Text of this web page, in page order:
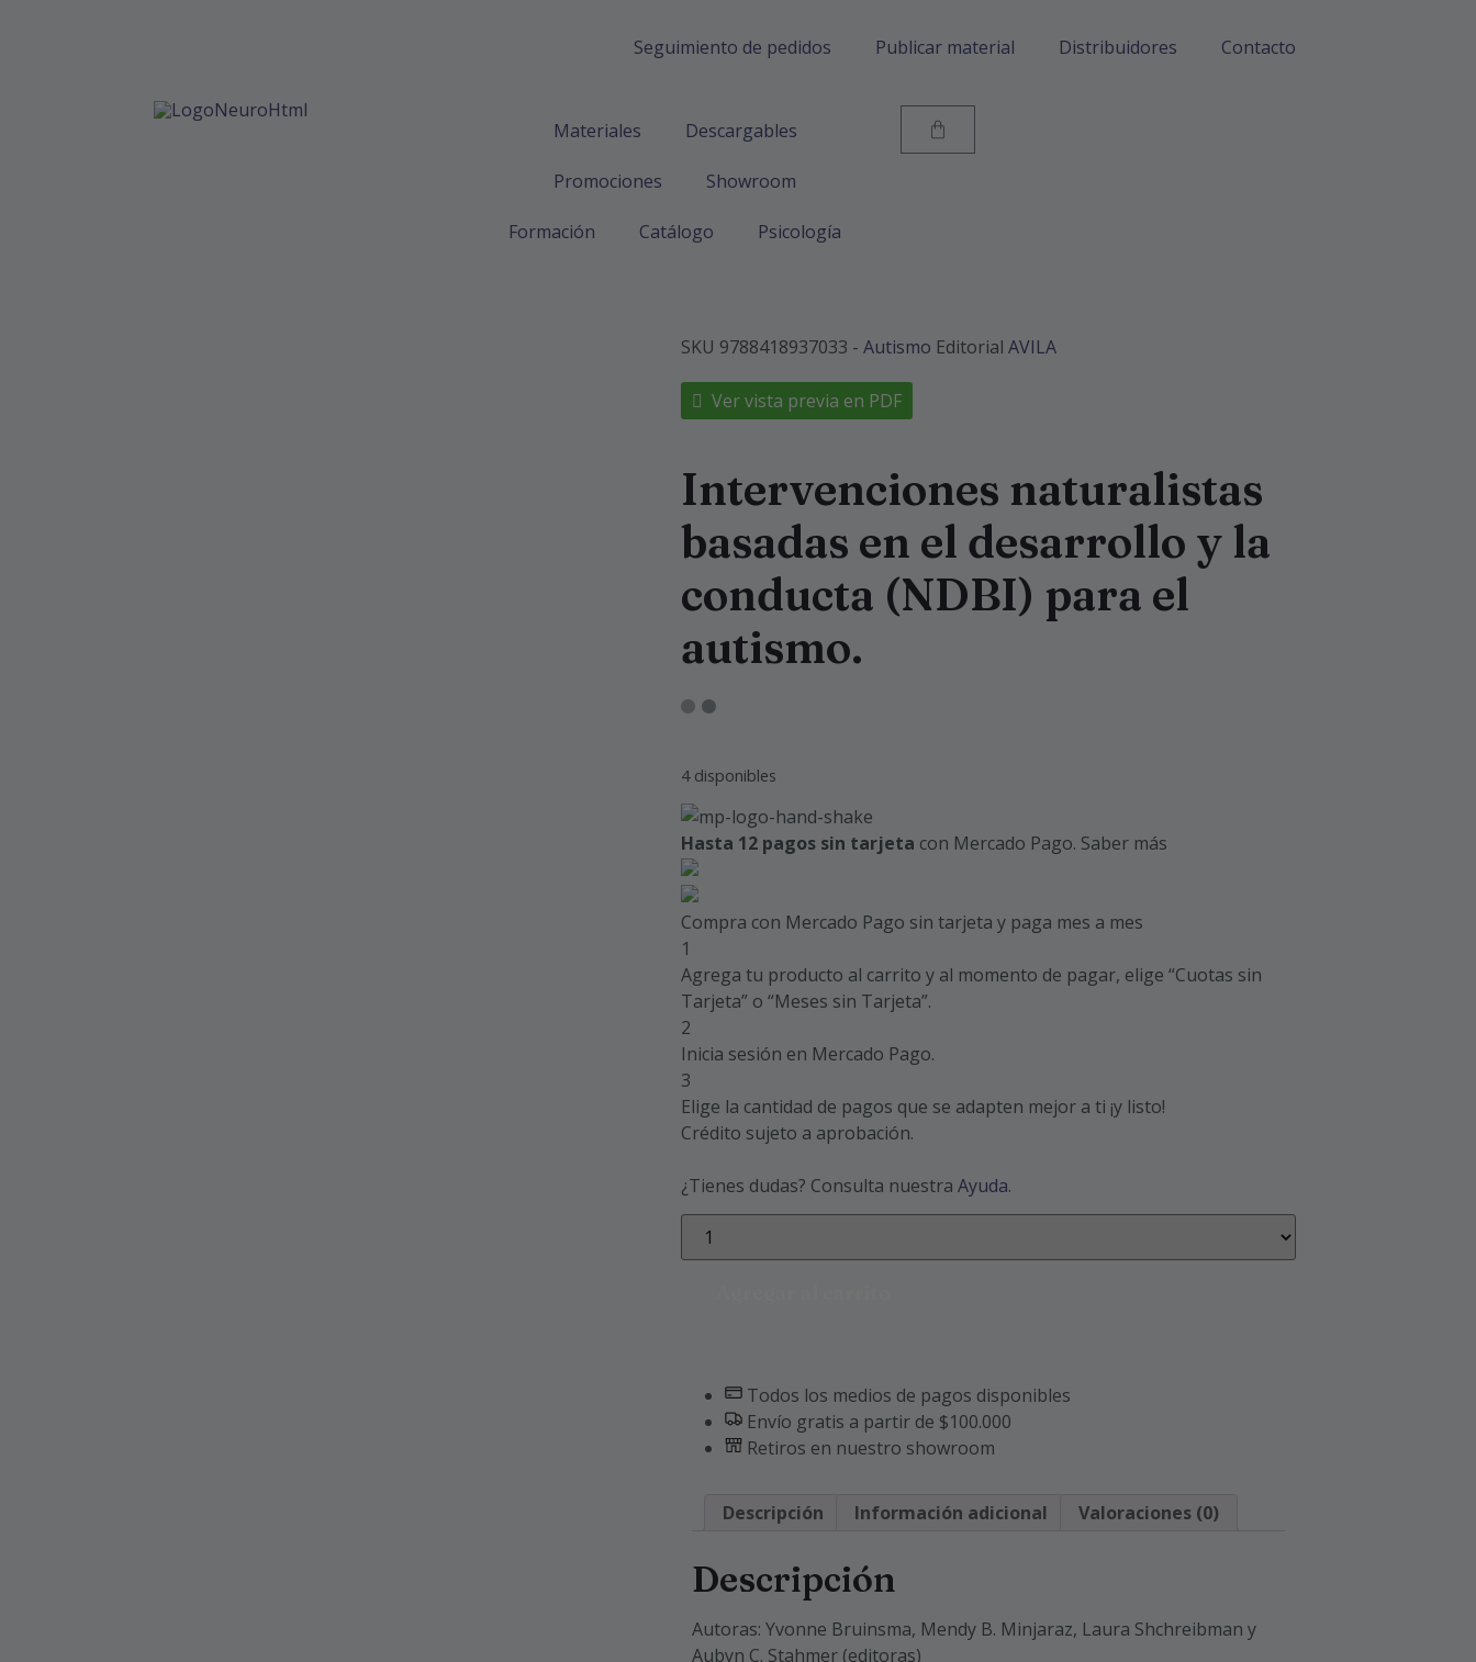
Seguimiento de pedidos Publicar material Distribuidores Contacto
Materiales Descargables
Promociones Showroom
Formación Catálogo Psicología
SKU 9788418937033 - Autismo Editorial AVILA
Ver vista previa en PDF
Intervenciones naturalistas
basadas en el desarrollo y la
conducta (NDBI) para el
autismo.
4 disponibles
Hasta 12 pagos sin tarjeta con Mercado Pago. Saber más
Compra con Mercado Pago sin tarjeta y paga mes a mes
1
Agrega tu producto al carrito y al momento de pagar, elige “Cuotas sin
Tarjeta” o “Meses sin Tarjeta”.
2
Inicia sesión en Mercado Pago.
3
Elige la cantidad de pagos que se adapten mejor a ti ¡y listo!
Crédito sujeto a aprobación.
¿Tienes dudas? Consulta nuestra Ayuda.
Todos los medios de pagos disponibles
Envío gratis a partir de $100.000
Retiros en nuestro showroom
Descripción Información adicional Valoraciones (0)
Descripción
Autoras: Yvonne Bruinsma, Mendy B. Minjaraz, Laura Shchreibman y
Aubyn C. Stahmer (editoras)